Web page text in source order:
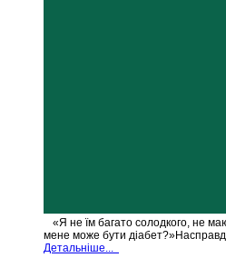
«Я не їм багато солодкого, не
мене може бути
Детальніше...